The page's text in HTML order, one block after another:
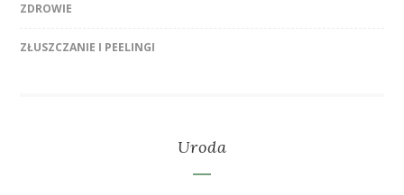
ZDROWIE
ZŁUSZCZANIE I PEELINGI
Uroda